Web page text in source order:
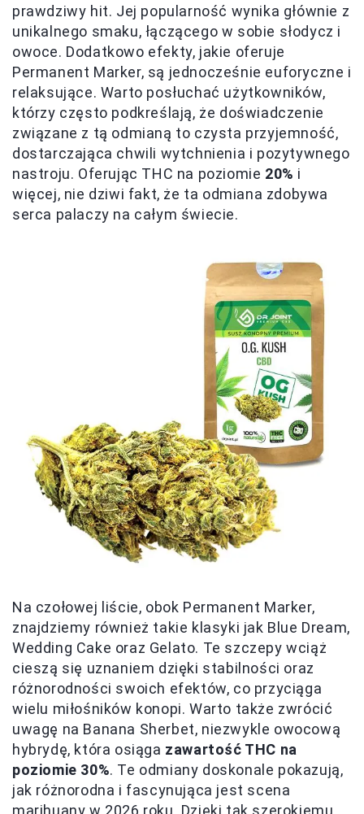
prawdziwy hit. Jej popularność wynika głównie z
unikalnego smaku, łączącego w sobie słodycz i
owoce. Dodatkowo efekty, jakie oferuje
Permanent Marker, są jednocześnie euforyczne i
relaksujące. Warto posłuchać użytkowników,
którzy często podkreślają, że doświadczenie
związane z tą odmianą to czysta przyjemność,
dostarczająca chwili wytchnienia i pozytywnego
nastroju. Oferując THC na poziomie 20% i
więcej, nie dziwi fakt, że ta odmiana zdobywa
serca palaczy na całym świecie.
Na czołowej liście, obok Permanent Marker,
znajdziemy również takie klasyki jak Blue Dream,
Wedding Cake oraz Gelato. Te szczepy wciąż
cieszą się uznaniem dzięki stabilności oraz
różnorodności swoich efektów, co przyciąga
wielu miłośników konopi. Warto także zwrócić
uwagę na Banana Sherbet, niezwykle owocową
hybrydę, która osiąga zawartość THC na
poziomie 30%. Te odmiany doskonale pokazują,
jak różnorodna i fascynująca jest scena
marihuany w 2026 roku. Dzięki tak szerokiemu